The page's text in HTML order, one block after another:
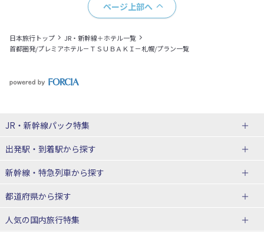
ページ上部へ
日本旅行トップ
JR・新幹線＋ホテル一覧
首都圏発/プレミアホテル－ＴＳＵＢＡＫＩ－札幌/プラン一覧
JR・新幹線パック特集
JR・新幹線＋ホテルパック
出張パック
出発駅・到着駅から探す
秋田⇔東京 新幹線パック
仙台→東京 新幹線パック
富山⇔東京 新幹線パック
新幹線・特急列車から探す
北海道新幹線 旅行
山形新幹線 旅行
都道府県から探す
人気の国内旅行特集